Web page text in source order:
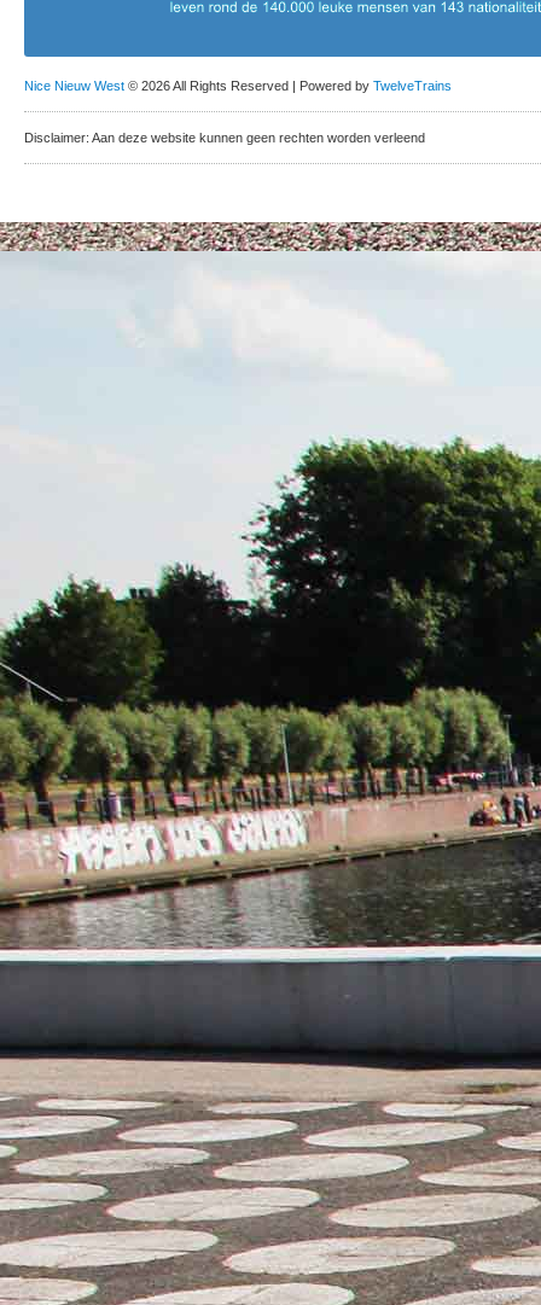
Nice Nieuw West © 2026 All Rights Reserved | Powered by TwelveTrains
Disclaimer: Aan deze website kunnen geen rechten worden verleend